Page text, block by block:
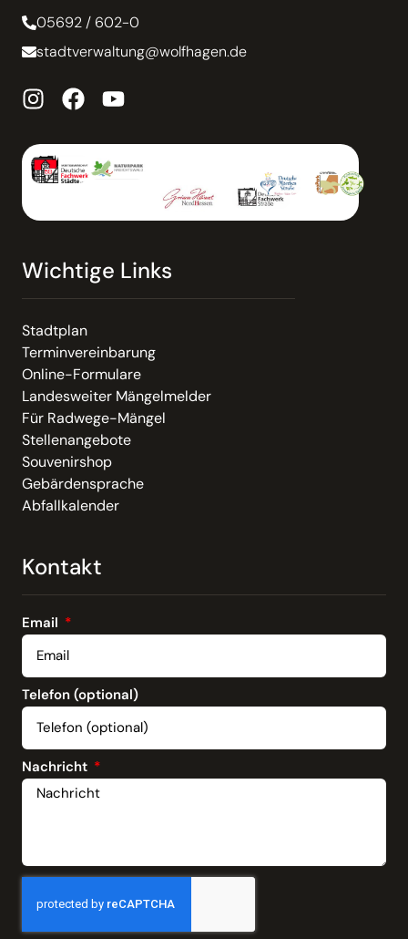
05692 / 602-0
stadtverwaltung@wolfhagen.de
Wichtige Links
Stadtplan
Terminvereinbarung
Online-Formulare
Landesweiter Mängelmelder
Für Radwege-Mängel
Stellenangebote
Souvenirshop
Gebärdensprache
Abfallkalender
Kontakt
Email
Telefon (optional)
Nachricht